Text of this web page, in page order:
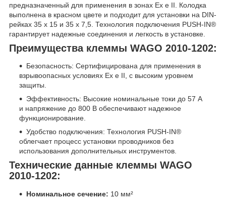
предназначенный для применения в зонах Ex e II. Колодка
выполнена в красном цвете и подходит для установки на DIN-
рейках 35 x 15 и 35 x 7,5. Технология подключения PUSH-IN®
гарантирует надежные соединения и легкость в установке.
Преимущества клеммы WAGO 2010-1202:
Безопасность: Сертифицирована для применения в
взрывоопасных условиях Ex e II, с высоким уровнем
защиты.
Эффективность: Высокие номинальные токи до 57 А
и напряжение до 800 В обеспечивают надежное
функционирование.
Удобство подключения: Технология PUSH-IN®
облегчает процесс установки проводников без
использования дополнительных инструментов.
Технические данные клеммы WAGO
2010-1202:
Номинальное сечение: 10 мм²